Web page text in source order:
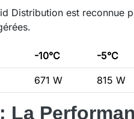
Distribution est reconnue
-10°C -5°C
671 W 815 W
La